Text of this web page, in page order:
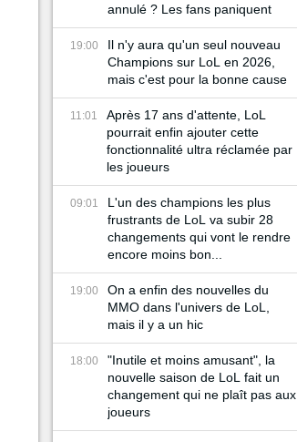
annulé ? Les fans paniquent
19:00
Il n'y aura qu'un seul nouveau
Champions sur LoL en 2026,
mais c'est pour la bonne cause
11:01
Après 17 ans d'attente, LoL
pourrait enfin ajouter cette
fonctionnalité ultra réclamée par
les joueurs
09:01
L'un des champions les plus
frustrants de LoL va subir 28
changements qui vont le rendre
encore moins bon...
19:00
On a enfin des nouvelles du
MMO dans l'univers de LoL,
mais il y a un hic
18:00
"Inutile et moins amusant", la
nouvelle saison de LoL fait un
changement qui ne plaît pas aux
joueurs